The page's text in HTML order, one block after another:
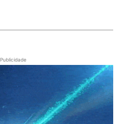
Publicidade